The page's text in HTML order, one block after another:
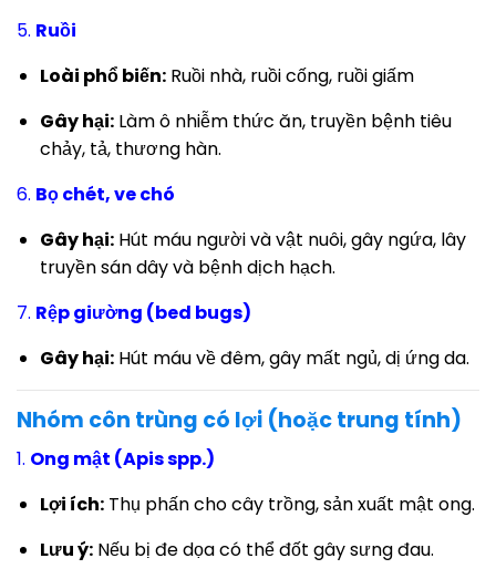
5. Ruồi
Loài phổ biến:Ruồi nhà, ruồi cống, ruồi giấm
Gây hại:Làm ô nhiễm thức ăn, truyền bệnh tiêu
chảy, tả, thương hàn.
6. Bọ chét, ve chó
Gây hại:Hút máu người và vật nuôi, gây ngứa, lây
truyền sán dây và bệnh dịch hạch.
7. Rệp giường (bed bugs)
Gây hại:Hút máu về đêm, gây mất ngủ, dị ứng da.
Nhóm côn trùng có lợi (hoặc trung tính)
1. Ong mật (Apis spp.)
Lợi ích:Thụ phấn cho cây trồng, sản xuất mật ong.
Lưu ý:Nếu bị đe dọa có thể đốt gây sưng đau.